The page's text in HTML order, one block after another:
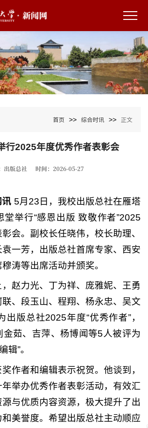
首页 >> 综合时讯 >> 正文
行2025年度优秀作者表彰会
出版总社 时间：2026-05-27
讯 5月23日，我校出版总社在雁塔
堂举行“感恩出版 致敬作者”2025
会。副校长任晓伟，校长助理、
一芳，出版总社首席专家、西安
涛等出席活动并颁奖。
赵力光、丁为祥、庞雅妮、王勇
、段玉山、程翔、杨永忠、吴文
出版总社2025年度“优秀作者”，
金茹、吉萍、杨博闻等5人被评为
辑”。
作者和编辑表示祝贺。他谈到，
举办优秀作者表彰活动，有效汇
与优质内容资源， 极大提升了出
美誉度。希望出版总社主动顺应